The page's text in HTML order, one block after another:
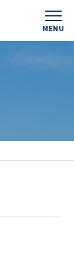
MENU